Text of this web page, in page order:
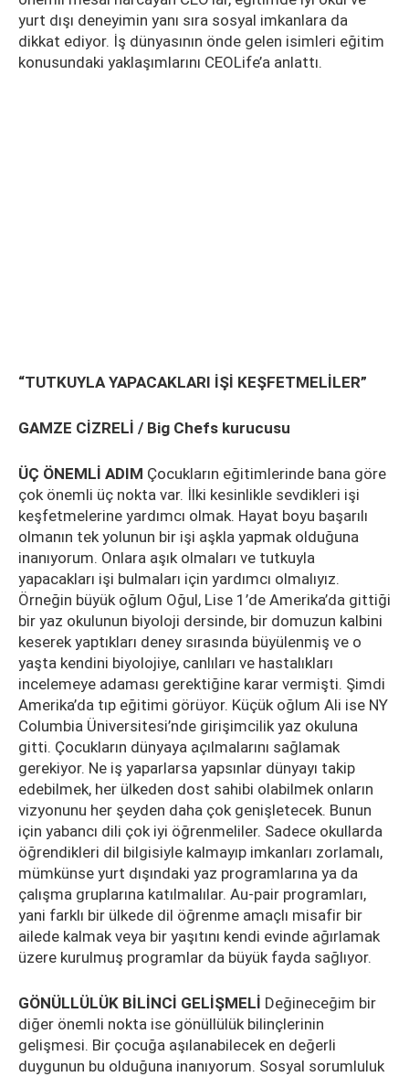
yurt dışı deneyimin yanı sıra sosyal imkanlara da
dikkat ediyor. İş dünyasının önde gelen isimleri eğitim
konusundaki yaklaşımlarını CEOLife’a anlattı.
“TUTKUYLA YAPACAKLARI İŞİ KEŞFETMELİLER”
GAMZE CİZRELİ / Big Chefs kurucusu
ÜÇ ÖNEMLİ ADIM Çocukların eğitimlerinde bana göre
çok önemli üç nokta var. İlki kesinlikle sevdikleri işi
keşfetmelerine yardımcı olmak. Hayat boyu başarılı
olmanın tek yolunun bir işi aşkla yapmak olduğuna
inanıyorum. Onlara aşık olmaları ve tutkuyla
yapacakları işi bulmaları için yardımcı olmalıyız.
Örneğin büyük oğlum Oğul, Lise 1’de Amerika’da gittiği
bir yaz okulunun biyoloji dersinde, bir domuzun kalbini
keserek yaptıkları deney sırasında büyülenmiş ve o
yaşta kendini biyolojiye, canlıları ve hastalıkları
incelemeye adaması gerektiğine karar vermişti. Şimdi
Amerika’da tıp eğitimi görüyor. Küçük oğlum Ali ise NY
Columbia Üniversitesi’nde girişimcilik yaz okuluna
gitti. Çocukların dünyaya açılmalarını sağlamak
gerekiyor. Ne iş yaparlarsa yapsınlar dünyayı takip
edebilmek, her ülkeden dost sahibi olabilmek onların
vizyonunu her şeyden daha çok genişletecek. Bunun
için yabancı dili çok iyi öğrenmeliler. Sadece okullarda
öğrendikleri dil bilgisiyle kalmayıp imkanları zorlamalı,
mümkünse yurt dışındaki yaz programlarına ya da
çalışma gruplarına katılmalılar. Au-pair programları,
yani farklı bir ülkede dil öğrenme amaçlı misafir bir
ailede kalmak veya bir yaşıtını kendi evinde ağırlamak
üzere kurulmuş programlar da büyük fayda sağlıyor.
GÖNÜLLÜLÜK BİLİNCİ GELİŞMELİ Değineceğim bir
diğer önemli nokta ise gönüllülük bilinçlerinin
gelişmesi. Bir çocuğa aşılanabilecek en değerli
duygunun bu olduğuna inanıyorum. Sosyal sorumluluk